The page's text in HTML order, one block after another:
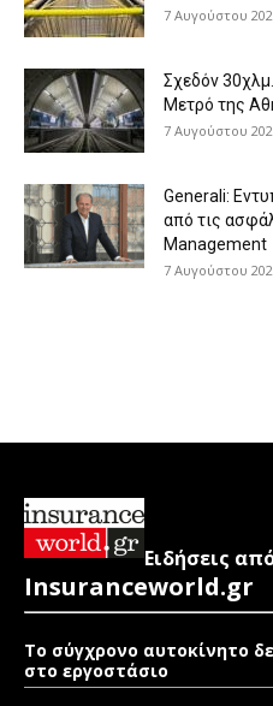
7 Αυγούστου
Σχεδόν
Μετρό της
7 Αυγούστου
Generali:
από τις
Management
7 Αυγούστου
Ειδήσεις
Insuranceworld.gr
Το σύγχρονο αυτοκίνητο
στο εργοστάσιο